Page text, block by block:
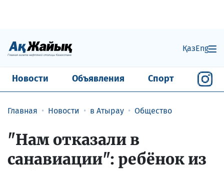
ҚазEng
Новости Объявления Спорт
Главная Новости в Атырау Общество
"Нам отказали в
санавиации": ребёнок из